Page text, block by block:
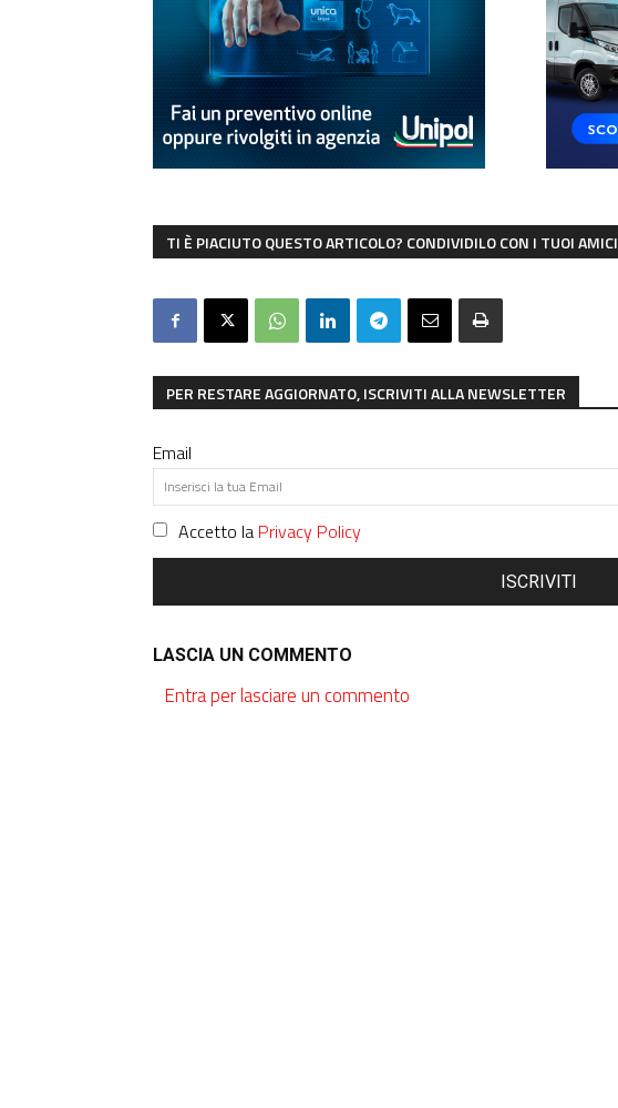
TI È PIACIUTO QUESTO ARTICOLO? CONDIVIDILO CON I TUOI AMICI
PER RESTARE AGGIORNATO, ISCRIVITI ALLA NEWSLETTER
Email
Accetto la Privacy Policy
ISCRIVITI
LASCIA UN COMMENTO
Entra per lasciare un commento